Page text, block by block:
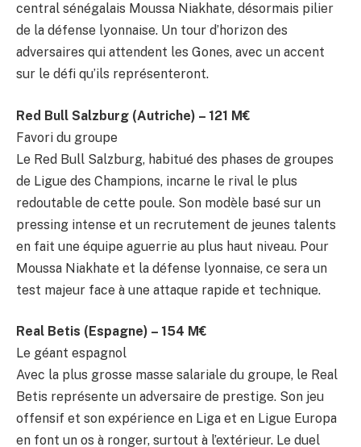
central sénégalais Moussa Niakhate, désormais pilier
de la défense lyonnaise. Un tour d’horizon des
adversaires qui attendent les Gones, avec un accent
sur le défi qu’ils représenteront.
Red Bull Salzburg (Autriche) – 121 M€
Favori du groupe
Le Red Bull Salzburg, habitué des phases de groupes
de Ligue des Champions, incarne le rival le plus
redoutable de cette poule. Son modèle basé sur un
pressing intense et un recrutement de jeunes talents
en fait une équipe aguerrie au plus haut niveau. Pour
Moussa Niakhate et la défense lyonnaise, ce sera un
test majeur face à une attaque rapide et technique.
Real Betis (Espagne) – 154 M€
Le géant espagnol
Avec la plus grosse masse salariale du groupe, le Real
Betis représente un adversaire de prestige. Son jeu
offensif et son expérience en Liga et en Ligue Europa
en font un os à ronger, surtout à l’extérieur. Le duel